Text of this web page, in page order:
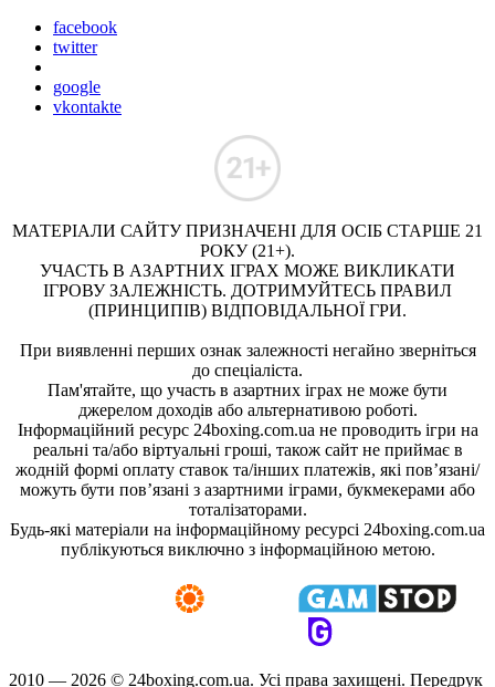
facebook
twitter
google
vkontakte
МАТЕРІАЛИ САЙТУ ПРИЗНАЧЕНІ ДЛЯ ОСІБ СТАРШЕ 21
РОКУ (21+).
УЧАСТЬ В АЗАРТНИХ ІГРАХ МОЖЕ ВИКЛИКАТИ
ІГРОВУ ЗАЛЕЖНІСТЬ. ДОТРИМУЙТЕСЬ ПРАВИЛ
(ПРИНЦИПІВ) ВІДПОВІДАЛЬНОЇ ГРИ.
При виявленні перших ознак залежності негайно зверніться
до спеціаліста.
Пам'ятайте, що участь в азартних іграх не може бути
джерелом доходів або альтернативою роботі.
Інформаційний ресурс 24boxing.com.ua не проводить ігри на
реальні та/або віртуальні гроші, також сайт не приймає в
жодній формі оплату ставок та/інших платежів, які пов’язані/
можуть бути пов’язані з азартними іграми, букмекерами або
тоталізаторами.
Будь-які матеріали на інформаційному ресурсі 24boxing.com.ua
публікуються виключно з інформаційною метою.
2010 — 2026 © 24boxing.com.ua. Усi права захищенi. Передрук